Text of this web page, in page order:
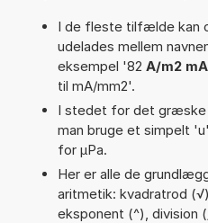
I de fleste tilfælde kan
udelades mellem
eksempel '82 A/m2
til mA/mm2'.
I stedet for det
man bruge et simpelt
for µPa.
Her er alle de
aritmetik: kvadratrod
eksponent (^), division